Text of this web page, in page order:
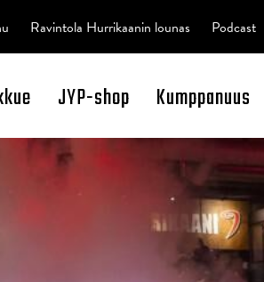
JYP-shop Kumppanuus
Ravintola Hurrikaanin lounas Podcast